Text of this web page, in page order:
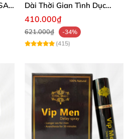
Dài Thời Gian Tình Dục
Nhập Đức
410.000₫
621.000₫
-34%
(415)